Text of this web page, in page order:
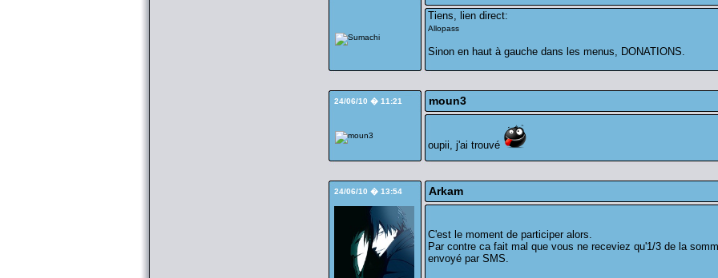
Tiens, lien direct:
Allopass
Sinon en haut à gauche dans les menus, DONATIONS.
24/06/10 � 11:21 moun3
oupii, j'ai trouvé
24/06/10 � 13:54 Arkam
C'est le moment de participer alors.
Par contre ca fait mal que vous ne receviez qu'1/3 de la
envoyé par SMS.